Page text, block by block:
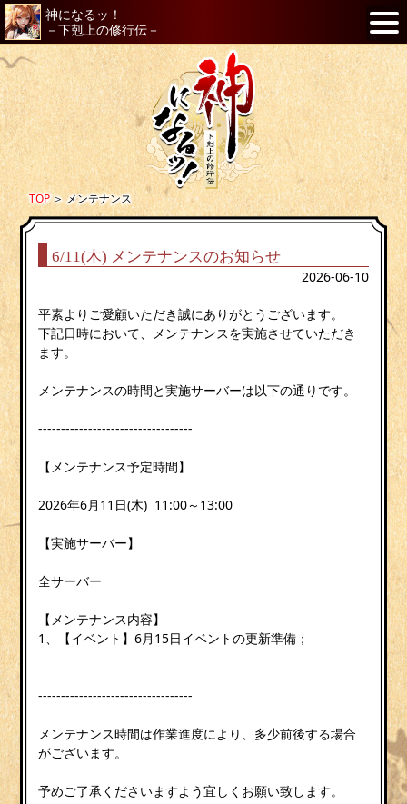
神になるッ！
－下剋上の修行伝－
TOP＞メンテナンス
6/11(木) メンテナンスのお知らせ
2026-06-10
平素よりご愛顧いただき誠にありがとうございます。
下記日時において、メンテナンスを実施させていただき
ます。
メンテナンスの時間と実施サーバーは以下の通りです。
----------------------------------
【メンテナンス予定時間】
2026年6月11日(木) 11:00～13:00
【実施サーバー】
全サーバー
【メンテナンス内容】
1、【イベント】6月15日イベントの更新準備；
----------------------------------
メンテナンス時間は作業進度により、多少前後する場合
がございます。
予めご了承くださいますよう宜しくお願い致します。